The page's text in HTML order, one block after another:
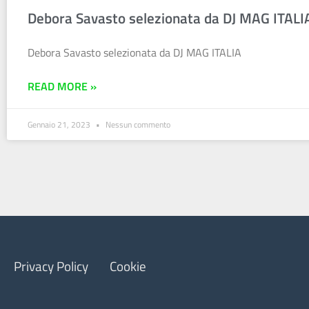
Debora Savasto selezionata da DJ MAG
Debora Savasto selezionata da DJ MAG ITALIA
READ MORE »
Gennaio 21, 2023 Nessun commento
Privacy Policy Cookie